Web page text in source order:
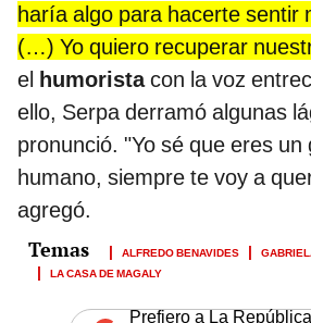
haría algo para hacerte sentir
(…) Yo quiero recuperar
el humoristacon la voz
ello, Serpa derramó algunas
pronunció. "Yo sé que eres un
humano, siempre te voy a
agregó.
ALFREDO BENAVIDES
LA CASA DE MAGALY
Prefiero a La